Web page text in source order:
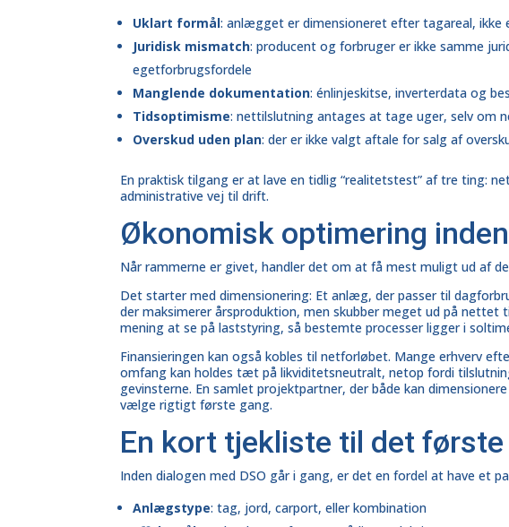
Uklart formål: anlægget er dimensioneret efter tagareal,
Juridisk mismatch: producent og forbruger er ikke samme
egetforbrugsfordele
Manglende dokumentation: énlinjeskitse, inverterdata og
Tidsoptimisme: nettilslutning antages at tage uger, selv om
Overskud uden plan: der er ikke valgt aftale for salg af
En praktisk tilgang er at lave en tidlig “realitetstest” af tre ting:
administrative vej til drift.
Økonomisk optimering
Når rammerne er givet, handler det om at få mest muligt ud af
Det starter med dimensionering: Et anlæg, der passer til
der maksimerer årsproduktion, men skubber meget ud på nettet
mening at se på laststyring, så bestemte processer ligger i
Finansieringen kan også kobles til netforløbet. Mange erhverv
omfang kan holdes tæt på likviditetsneutralt, netop fordi
gevinsterne. En samlet projektpartner, der både kan
vælge rigtigt første gang.
En kort tjekliste til det
Inden dialogen med DSO går i gang, er det en fordel at have et
Anlægstype: tag, jord, carport, eller kombination